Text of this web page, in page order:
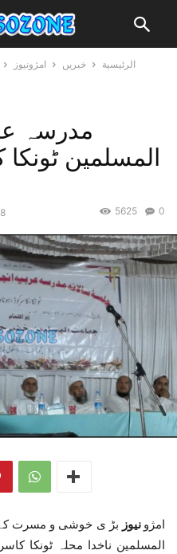
الرئيسية خبریں امژونیوز
مدرسہ
المسلمین ٹونکا
0
5625
امژو نیوز بڑ ی خوشی و مسرت کے
المسلمین ناخدا محلہ ٹونکا